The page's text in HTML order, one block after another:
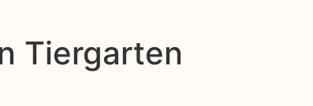
Tiergarten